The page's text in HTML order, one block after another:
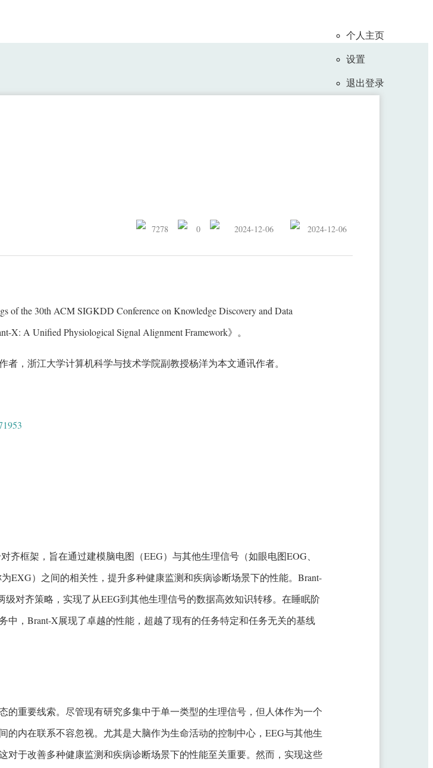
个人主页
设置
退出登录
7278 0 2024-12-06 2024-12-06
of the 30th ACM SIGKDD Conference on Knowledge Discovery and Data
A Unified Physiological Signal Alignment Framework》。
者，浙江大学计算机科学与技术学院副教授杨洋为本文通讯作者。
齐框架，旨在通过建模脑电图（EEG）与其他生理信号（如眼电图EOG、
EXG）之间的相关性，提升多种健康监测和疾病诊断场景下的性能。Brant-
级对齐策略，实现了从EEG到其他生理信号的数据高效知识转移。在睡眠阶
中，Brant-X展现了卓越的性能，超越了现有的任务特定和任务无关的基线
的重要线索。尽管现有研究多集中于单一类型的生理信号，但人体作为一个
的内在联系不容忽视。尤其是大脑作为生命活动的控制中心，EEG与其他生
对于改善多种健康监测和疾病诊断场景下的性能至关重要。然而，实现这些